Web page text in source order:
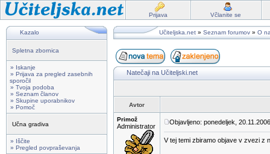
Prijava Včlanite se
Kazalo
Spletna zbornica
» Iskanje
» Prijava za pregled zasebnih
sporočil
» Tvoja podoba
» Seznam članov
» Skupine uporabnikov
» Pomoč
Učna gradiva
» Iščite
» Pregled povpraševanja
Učiteljska.net » Seznam forumov » O
Natečaji na Učiteljski.net
Avtor
Primož
Administrator
Objavljeno: ponedeljek,
V tej temi zbiramo objave v zvezi z